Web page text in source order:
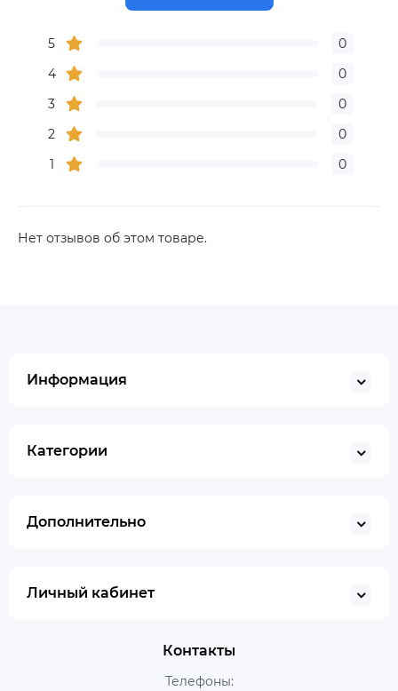
5
0
4
0
3
0
2
0
1
0
Нет отзывов об этом товаре.
Информация
Категории
Дополнительно
Личный кабинет
Контакты
Телефоны: